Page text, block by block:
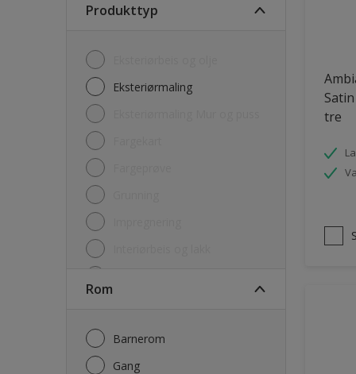
Produkttyp
Eksteriørmaling
Rom
Barnerom
Gang
tre